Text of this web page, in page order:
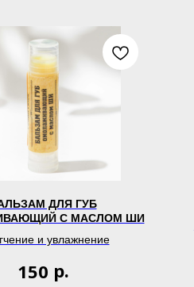
ДЛЯ ГУБ
С МАСЛОМ ШИ
и увлажнение
150 р.